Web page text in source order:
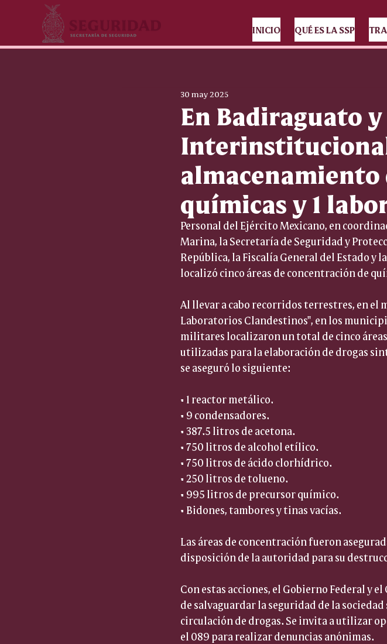
INICIO QUÉ ES LA SSP
En Badiraguato
Interinstitucional
almacenamiento
químicas y 1
30 may 2025
Personal del Ejército Mexicano, en
Marina, la Secretaría de Seguridad y
República, la Fiscalía General del Estado y
localizó cinco áreas de concentración de
Al llevar a cabo recorridos terrestres, en el
Laboratorios Clandestinos", en los
militares localizaron un total de cinco
utilizadas para la elaboración de drogas
se aseguró lo siguiente:
• 1 reactor metálico.
• 9 condensadores.
• 387.5 litros de acetona.
• 750 litros de alcohol etílico.
• 750 litros de ácido clorhídrico.
• 250 litros de tolueno.
• 995 litros de precursor químico.
• Bidones, tambores y tinas vacías.
Las áreas de concentración fueron
disposición de la autoridad para su
Con estas acciones, el Gobierno Federal y
de salvaguardar la seguridad de la
circulación de drogas. Se invita a utilizar
el 089 para realizar denuncias anónimas.